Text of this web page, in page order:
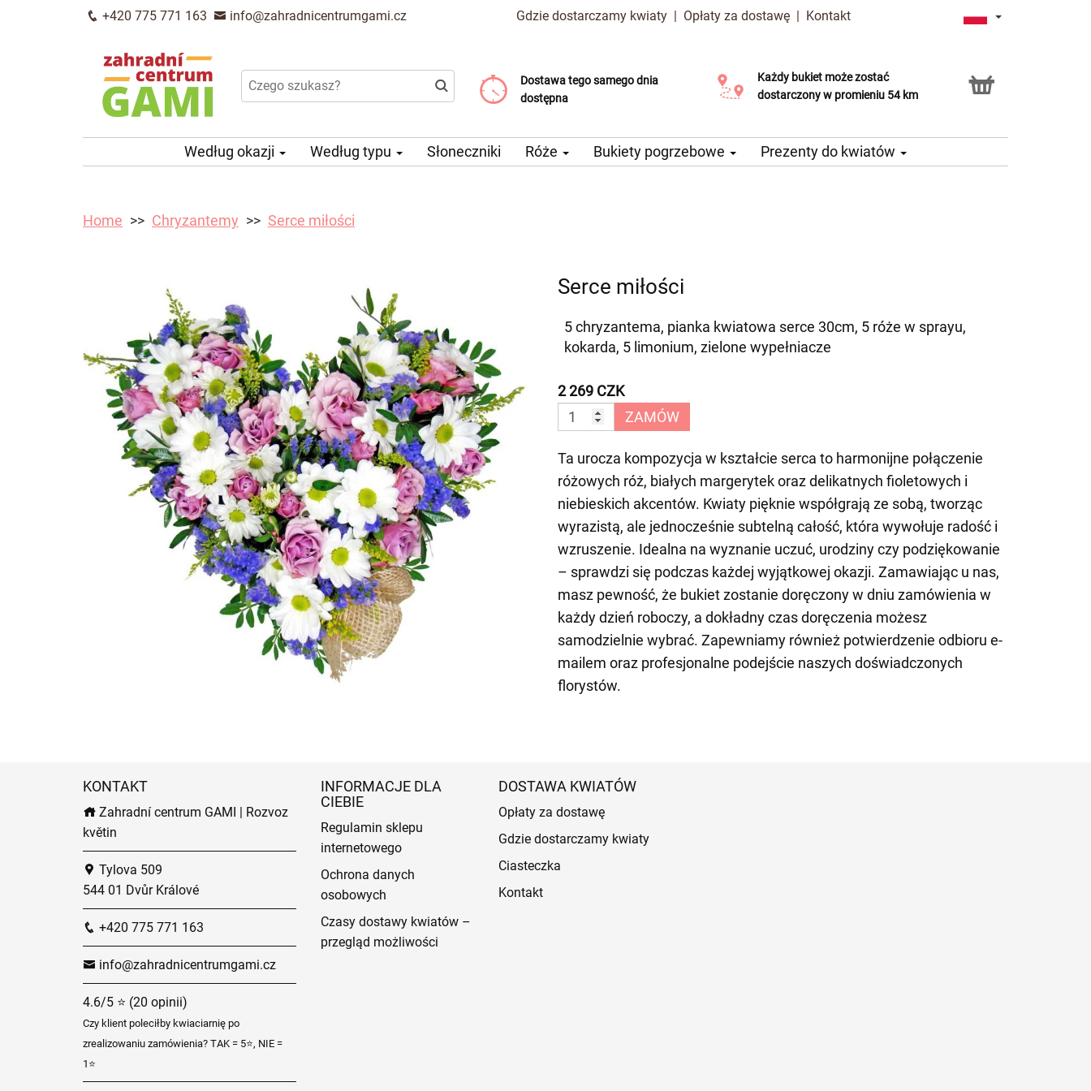
+420 775 771 163 info@zahradnicentrumgami.cz Gdzie dostarczamy kwiaty | Opłaty za dostawę | Kontakt
Dostawa tego samego dnia
dostępna
Koszt dostawy już od 99 CZK
Wybierz datę dostawy
Każdy bukiet może zostać
dostarczony w promieniu 54 km
Usługa Click & Collect
Według okazji Według typu Słoneczniki Róże Bukiety pogrzebowe Prezenty do kwiatów
Home Chryzantemy Serce miłości
Serce miłości
5 chryzantema, pianka kwiatowa serce 30cm, 5 róże w sprayu,
kokarda, 5 limonium, zielone wypełniacze
2 269 CZK
ZAMÓW
Ta urocza kompozycja w kształcie serca to harmonijne połączenie
różowych róż, białych margerytek oraz delikatnych fioletowych i
niebieskich akcentów. Kwiaty pięknie współgrają ze sobą, tworząc
wyrazistą, ale jednocześnie subtelną całość, która wywołuje radość i
wzruszenie. Idealna na wyznanie uczuć, urodziny czy podziękowanie
– sprawdzi się podczas każdej wyjątkowej okazji. Zamawiając u nas,
masz pewność, że bukiet zostanie doręczony w dniu zamówienia w
każdy dzień roboczy, a dokładny czas doręczenia możesz
samodzielnie wybrać. Zapewniamy również potwierdzenie odbioru e-
mailem oraz profesjonalne podejście naszych doświadczonych
florystów.
KONTAKT
Zahradní centrum GAMI | Rozvoz
květin
Tylova 509
544 01 Dvůr Králové
+420 775 771 163
info@zahradnicentrumgami.cz
4.6/5 ⭐ (20 opinii)
Czy klient poleciłby kwiaciarnię po
zrealizowaniu zamówienia? TAK = 5⭐, NIE =
1⭐
INFORMACJE DLA
CIEBIE
Regulamin sklepu
internetowego
Ochrona danych
osobowych
Czasy dostawy kwiatów –
przegląd możliwości
DOSTAWA KWIATÓW
Opłaty za dostawę
Gdzie dostarczamy kwiaty
Ciasteczka
Kontakt